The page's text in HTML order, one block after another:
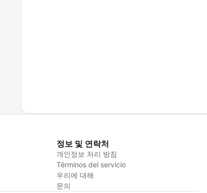
정보 및 연락처
개인정보 처리 방침
Términos del servicio
우리에 대해
문의